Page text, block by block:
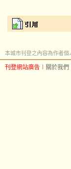
本城市刊登之內容為作者個
刊登網站廣告 關於我們